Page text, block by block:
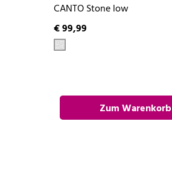
CANTO Stone low
€ 99,99
Zum Warenkorb